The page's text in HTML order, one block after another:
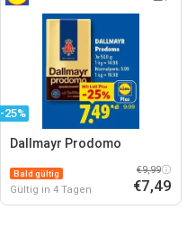
-25%
Dallmayr Prodomo
Bald gültig
Gültig in 4 Tagen
€9,99
€7,49